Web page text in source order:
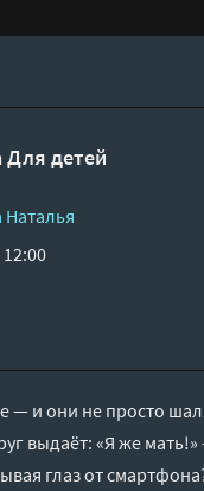
Для детей
— и они не просто
выдаёт: «Я же
глаз от